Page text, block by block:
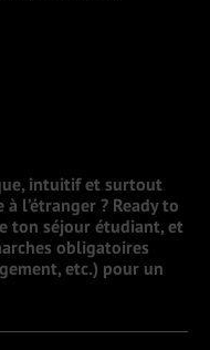
intuitif et surtout
l’étranger ? Ready to
ton séjour étudiant, et
obligatoires
etc.) pour un